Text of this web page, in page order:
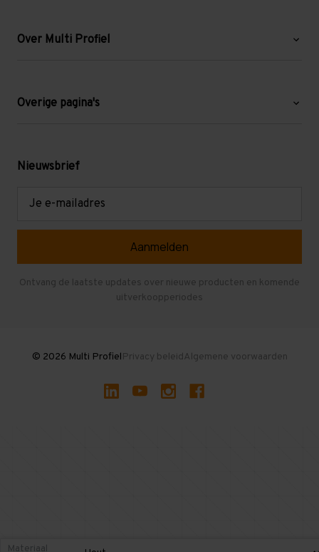
Over Multi Profiel
Blog
Levering en afhalen
Overige pagina's
Mezzanine
Gebruikte entresolvloeren
Nieuwsbrief
Ontvang de laatste updates over nieuwe producten en komende
uitverkoopperiodes
© 2026 Multi ProfielPrivacy beleidAlgemene voorwaarden
Materiaal